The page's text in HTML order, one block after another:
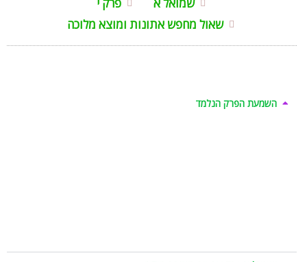
שאול מחפש אתונות ומוצא מלוכה
השמעת הפרק הנלמד